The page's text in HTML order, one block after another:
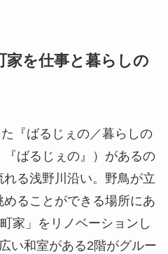
家を仕事と暮らしの
『ばるじぇの／暮らしの
ばるじぇの』）があるの
る浅野川沿い。野鳥が立
ることができる場所にあ
家」をリノベーションし
い和室がある2階がグルー